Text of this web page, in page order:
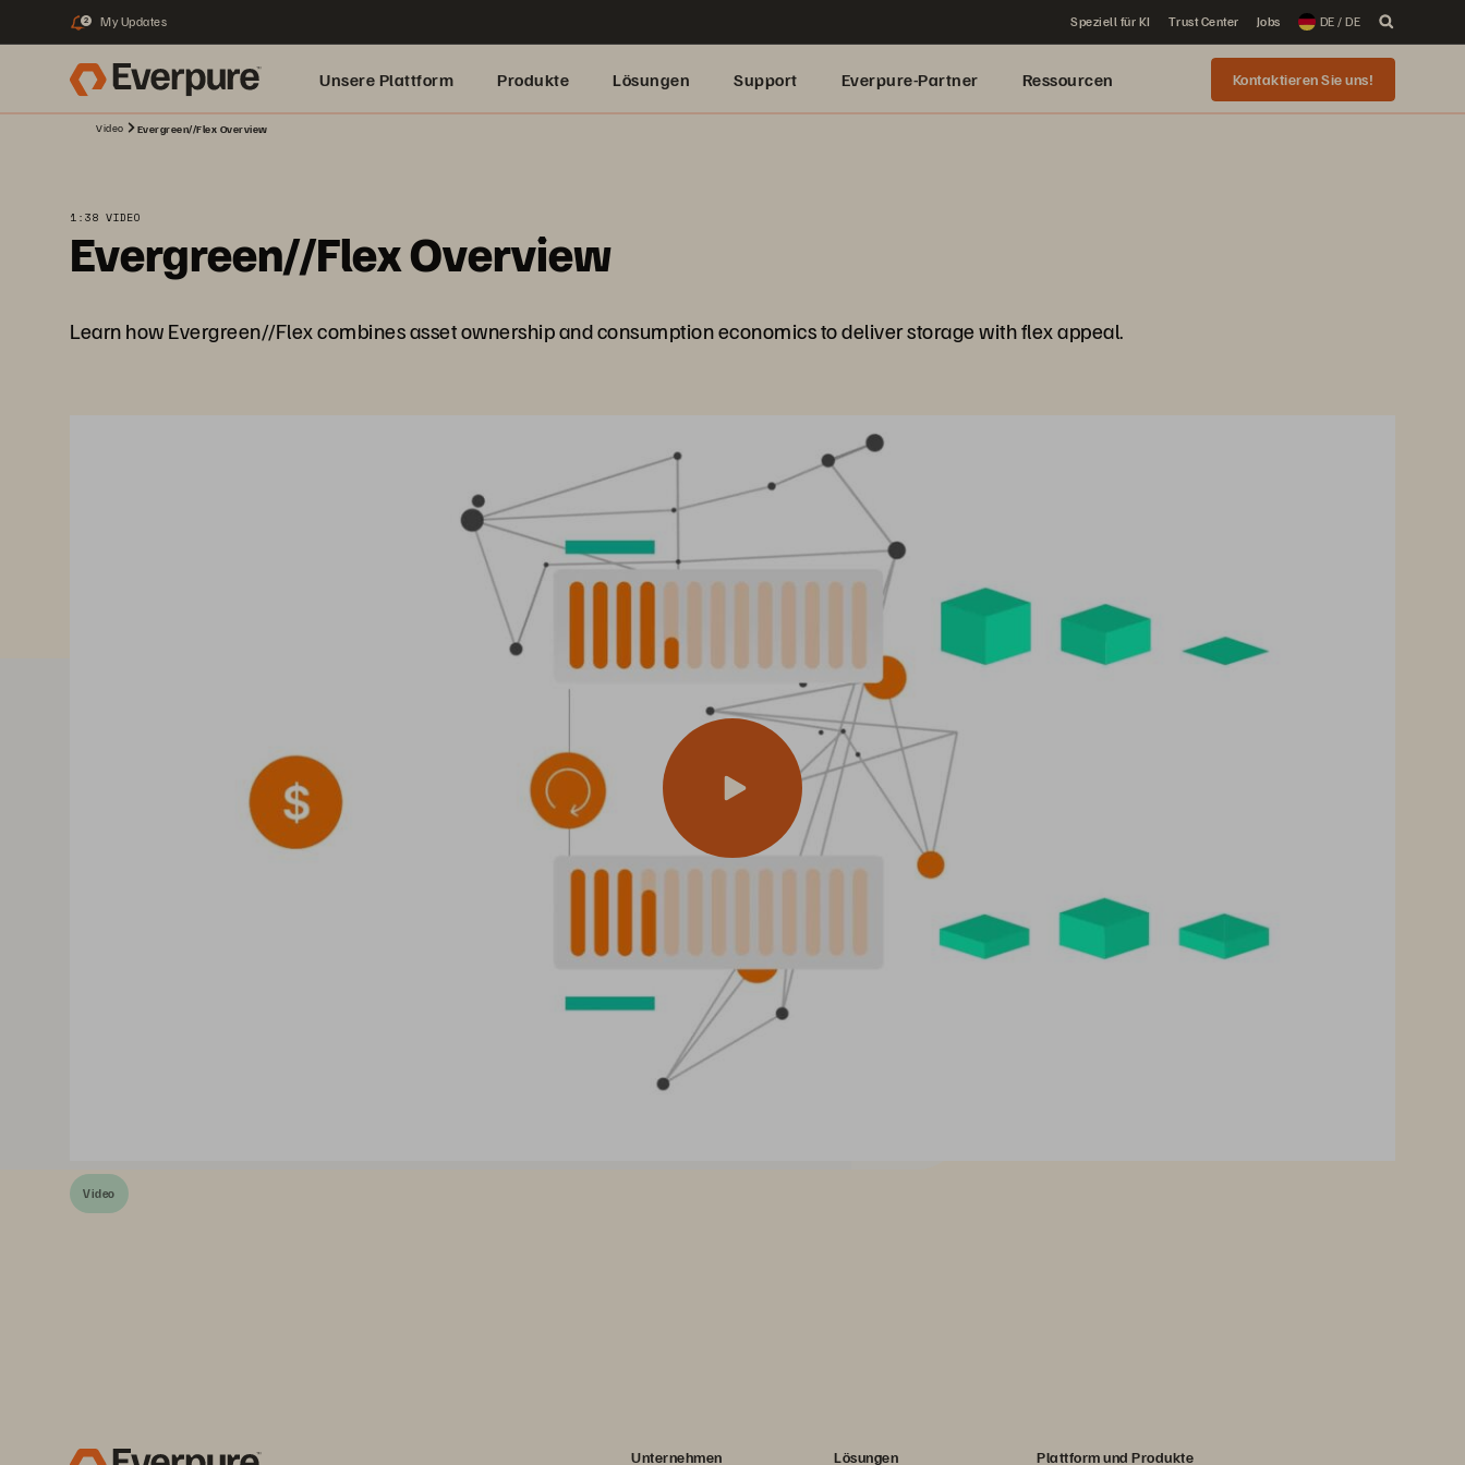
2 My Updates Speziell für KI Trust Center Jobs DE / DE
Unsere Plattform Produkte Lösungen Support Everpure-Partner Ressourcen Kontaktieren Sie uns!
Video Evergreen//Flex Overview
1:38 VIDEO
Evergreen//Flex Overview
Learn how Evergreen//Flex combines asset ownership and consumption economics to deliver storage with flex appeal.
Video
Unternehmen Lösungen Plattform und Produkte